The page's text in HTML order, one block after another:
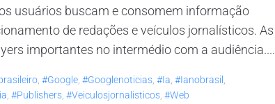
usuários buscam e consomem informação
de redações e veículos jornalísticos. As
importantes no intermédio com a audiência....
#google #googlenoticias #ia #ianobrasil
#publishers #veiculosjornalisticos #web